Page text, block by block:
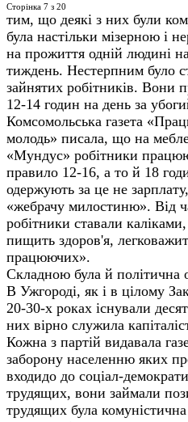
Сторінка 7 з 20
тим, що деякі з них були
була настільки мізерною і
на прожиття одній людині на
тиждень. Нестерпним було
зайнятих робітників. Вони
12-14 годин на день за
Ком­сомольська газета
молодь» писала, що на
«Мундус» робітники
правило 12-16, а то й 18
одержують за це не
«жебрачу милостиню». Від
робітники ставали
пищить здоров'я,
працюючих».
Складною була й політична
В Ужгороді, як і в цілому
20-30-х роках існували
них вірно служила
Кожна з партій видавала
заборону населенню яких
входидо до соціал-
трудящих, вони займали
трудящих була комуністична